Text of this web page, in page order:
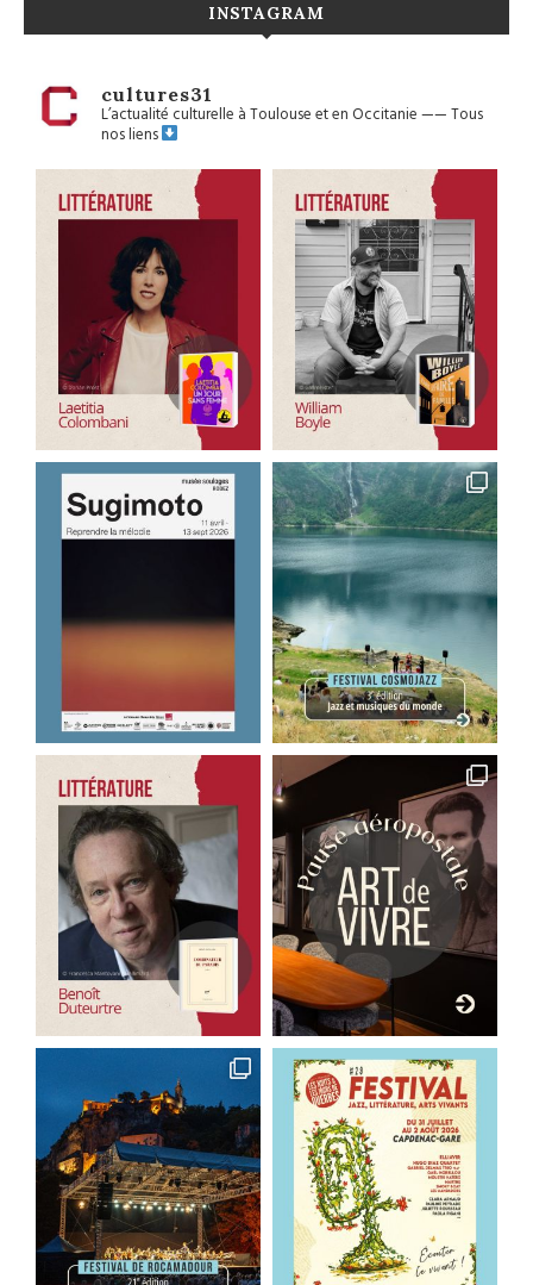
INSTAGRAM
cultures31
L’actualité culturelle à Toulouse et en Occitanie——Tous
nos liens